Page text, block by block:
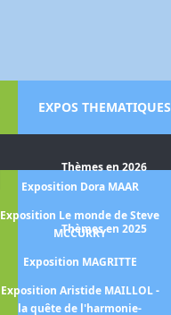
Exposition Dora MAAR
Exposition Le monde de Steve
MCCURRY
Exposition MAGRITTE
Exposition Aristide MAILLOL -
la quête de l'harmonie-
EXPOS THEMATIQUES
Thèmes en 2026
Thèmes en 2025